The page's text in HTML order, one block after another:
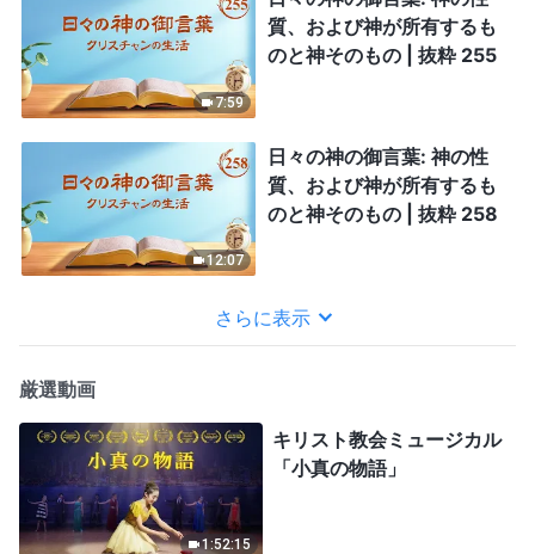
7:59
質、および神が所有するも
のと神そのもの | 抜粋 255
12:07
日々の神の御言葉: 神の性
質、および神が所有するも
のと神そのもの | 抜粋 258
さらに表示
厳選動画
1:52:15
キリスト教会ミュージカル
「小真の物語」